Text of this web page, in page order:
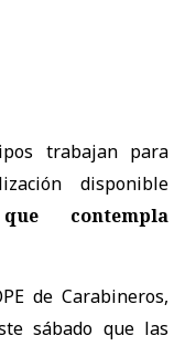
trabajan para
disponible
contempla
de Carabineros,
sábado que las